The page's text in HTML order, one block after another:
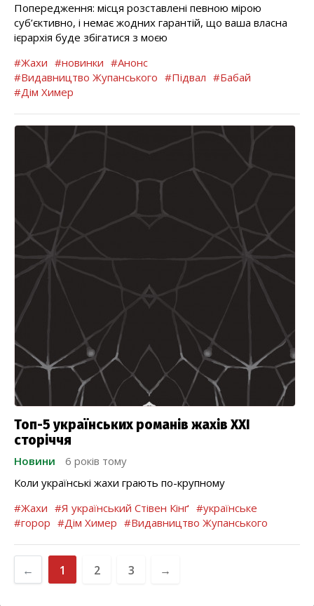
Попередження: місця розставлені певною мірою
суб’єктивно, і немає жодних гарантій, що ваша власна
ієрархія буде збігатися з моєю
#Жахи #новинки #Анонс
#Видавництво Жупанського #Підвал #Бабай
#Дім Химер
Топ-5 українських романів жахів ХХІ
сторіччя
Новини
6 років тому
Коли українські жахи грають по-крупному
#Жахи #Я український Стівен Кінґ #українське
#горор #Дім Химер #Видавництво Жупанського
← 1 2 3 →